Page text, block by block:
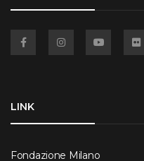
LINK
Fondazione Milano